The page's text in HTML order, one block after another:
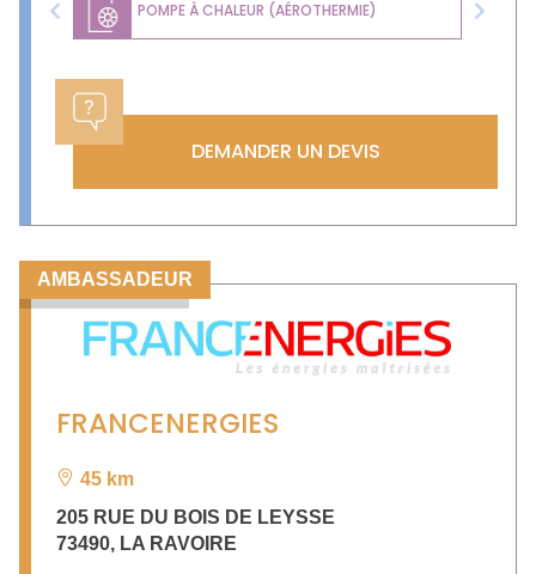
POMPE À CHALEUR (AÉROTHERMIE)
Previous Next
DEMANDER UN DEVIS
AMBASSADEUR
FRANCENERGIES
45 km
205 RUE DU BOIS DE LEYSSE
73490, LA RAVOIRE